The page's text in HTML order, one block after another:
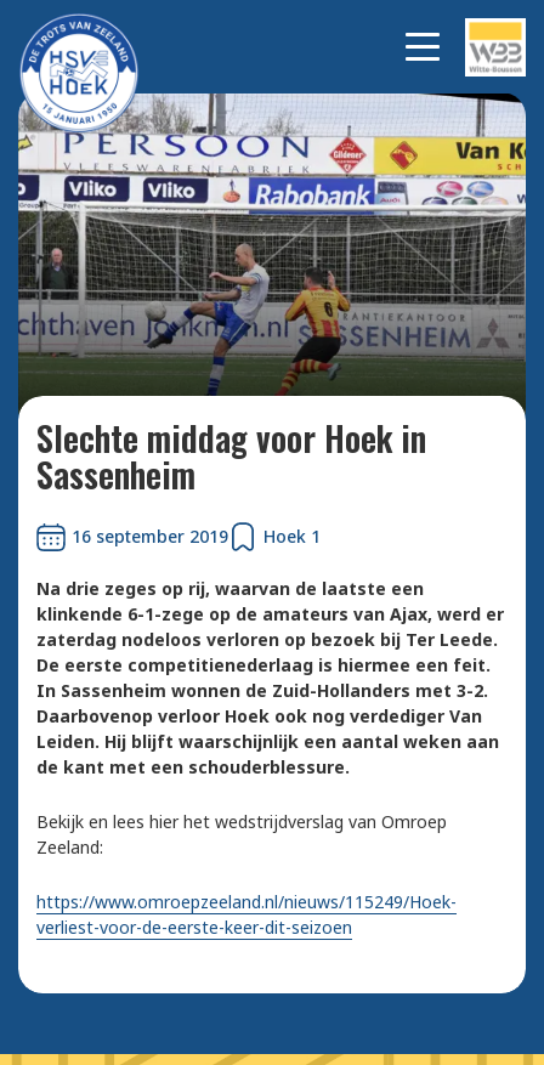
Bekijk alle foto's
Slechte middag voor Hoek in
Sassenheim
16 september 2019 Hoek 1
Na drie zeges op rij, waarvan de laatste een
klinkende 6-1-zege op de amateurs van Ajax, werd er
zaterdag nodeloos verloren op bezoek bij Ter Leede.
De eerste competitienederlaag is hiermee een feit.
In Sassenheim wonnen de Zuid-Hollanders met 3-2.
Daarbovenop verloor Hoek ook nog verdediger Van
Leiden. Hij blijft waarschijnlijk een aantal weken aan
de kant met een schouderblessure.
Bekijk en lees hier het wedstrijdverslag van Omroep
Zeeland:
https://www.omroepzeeland.nl/nieuws/115249/Hoek-
verliest-voor-de-eerste-keer-dit-seizoen